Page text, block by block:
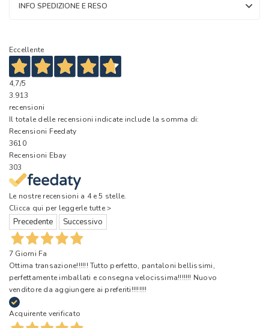
INFO SPEDIZIONE E RESO
Eccellente
4,7/5
3.913
recensioni
Il totale delle recensioni indicate include la somma di:
Recensioni Feedaty
3610
Recensioni Ebay
303
Le nostre recensioni a 4 e 5 stelle.
Clicca qui per leggerle tutte >
Precedente Successivo
7 Giorni Fa
Ottima transazione!!!!!! Tutto perfetto, pantaloni bellissimi,
perfettamente imballati e consegna velocissima!!!!!!! Nuovo
venditore da aggiungere ai preferiti!!!!!!!!
Acquirente verificato